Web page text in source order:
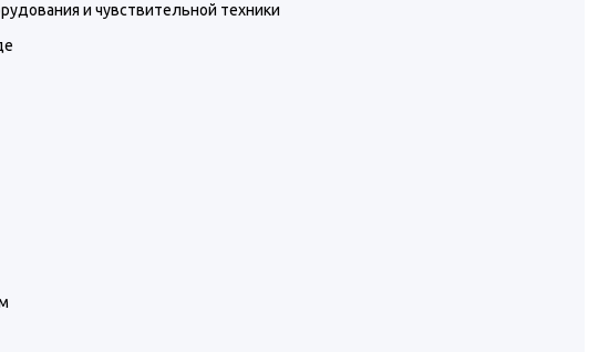
и чувствительной техники